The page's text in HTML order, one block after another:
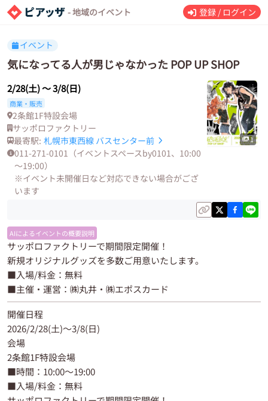
- 地域のイベント 登録 / ログイン
イベント
気になってる人が男じゃなかった POP UP SHOP
2/28(土)〜3/8(日)
商業・販売
2条館1F特設会場
サッポロファクトリー
最寄駅: 札幌市東西線 バスセンター前
011-271-0101（イベントスペースby0101、10:00
～19:00）
※イベント未開催日など対応できない場合がござ
います
1
AIによるイベントの概要説明
サッポロファクトリーで期間限定開催！
新規オリジナルグッズを多数ご用意いたします。
■入場/料金：無料
■主催・運営：㈱丸井・㈱エポスカード
開催日程
2026/2/28(土)～3/8(日)
会場
2条館1F特設会場
■時間：10:00～19:00
■入場/料金：無料